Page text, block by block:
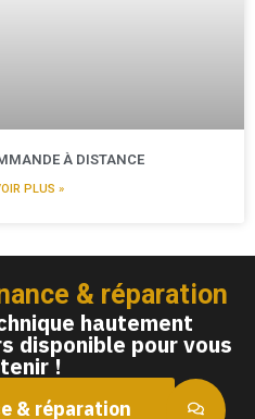
À DISTANCE
PLUS »
& réparation
hautement
disponible pour vous
!
& réparation